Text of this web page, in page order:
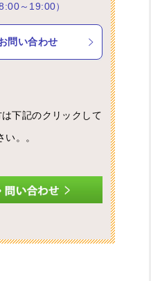
～19:00）
問い合わせ
下記のクリックして
い。。